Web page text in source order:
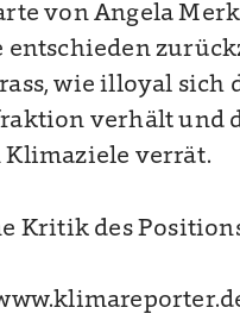
von Angela
entschieden
wie illoyal sich
verhält und
Klimaziele verrät.
Kritik des